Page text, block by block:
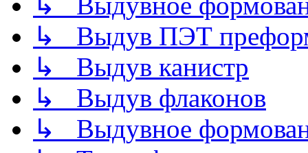
↳ Выдув ПЭТ
↳ Выдув канистр
↳ Выдув флаконов
↳ Выдувное